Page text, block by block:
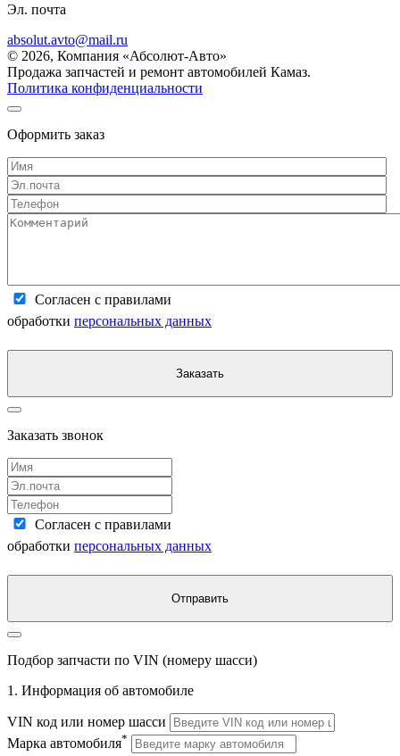
Эл. почта
absolut.avto@mail.ru
© 2026, Компания «Абсолют-Авто»
Продажа запчастей и ремонт автомобилей Камаз.
Политика конфиденциальности
Оформить заказ
Согласен с правилами
обработки персональных данных
Заказать
Заказать звонок
Согласен с правилами
обработки персональных данных
Отправить
Подбор запчасти по VIN (номеру шасси)
1. Информация об автомобиле
VIN код или номер шасси
Марка автомобиля*